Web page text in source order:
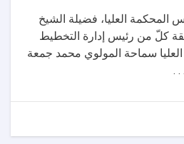
العليا، فضيلة الشيخ
كلّ من رئيس إدارة التخطيط
سماحة المولوي محمد جمعة
.